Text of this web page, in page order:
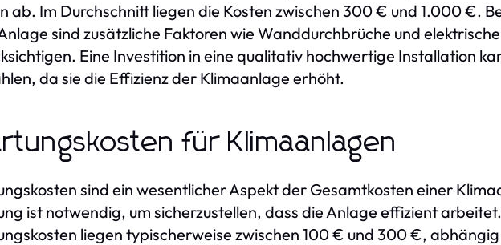
ab. Im Durchschnitt liegen die Kosten zwischen 300 € und 1.000 €.
sind zusätzliche Faktoren wie Wanddurchbrüche und
Eine Investition in eine qualitativ hochwertige Installation
da sie die Effizienz der Klimaanlage erhöht.
für Klimaanlagen
sind ein wesentlicher Aspekt der Gesamtkosten einer
ist notwendig, um sicherzustellen, dass die Anlage effizient
liegen typischerweise zwischen 100 € und 300 €,